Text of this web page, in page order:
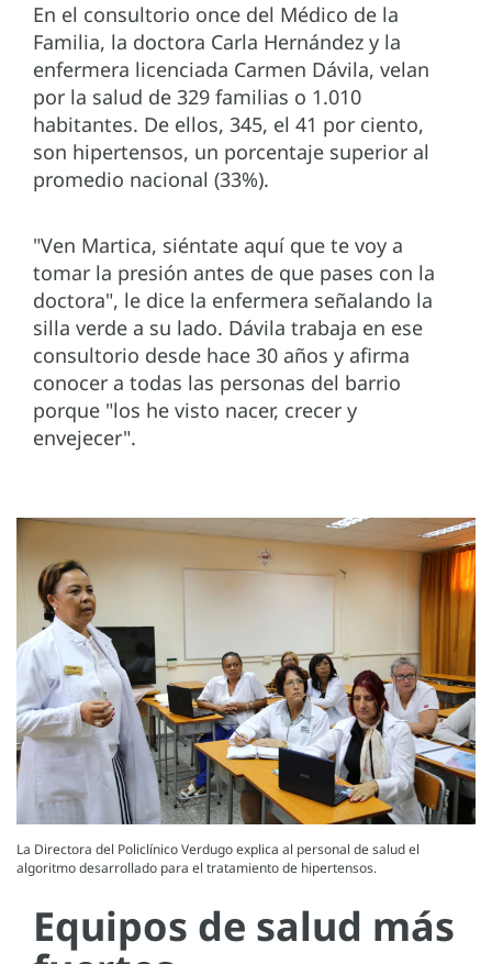
En el consultorio once del Médico de la
Familia, la doctora Carla Hernández y la
enfermera licenciada Carmen Dávila, velan
por la salud de 329 familias o 1.010
habitantes. De ellos, 345, el 41 por ciento,
son hipertensos, un porcentaje superior al
promedio nacional (33%).
"Ven Martica, siéntate aquí que te voy a
tomar la presión antes de que pases con la
doctora", le dice la enfermera señalando la
silla verde a su lado. Dávila trabaja en ese
consultorio desde hace 30 años y afirma
conocer a todas las personas del barrio
porque "los he visto nacer, crecer y
envejecer".
La Directora del Policlínico Verdugo explica al personal de salud el
algoritmo desarrollado para el tratamiento de hipertensos.
Equipos de salud más